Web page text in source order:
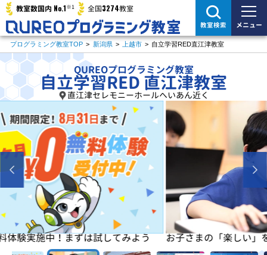
教室数国内 No.1※1 全国3274教室
教室検索 メニュー
プログラミング教室TOP > 新潟県 > 上越市 > 自立学習RED直江津教室
QUREOプログラミング教室
自立学習RED 直江津教室
直江津セレモニーホールへいあん近く
う お子さまの「楽しい」を学びの原動力に！ 初め